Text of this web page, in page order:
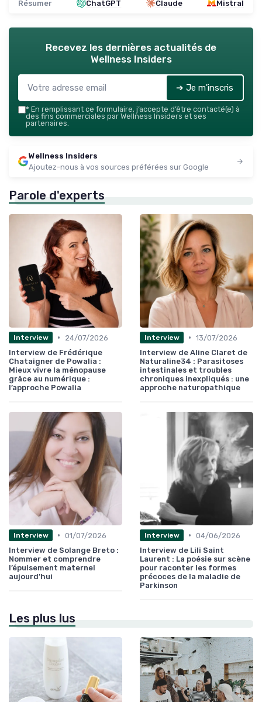
Résumer ChatGPT Claude Mistral
Recevez les dernières actualités de
Wellness Insiders
➔ Je m'inscris
* En remplissant ce formulaire, j’accepte d’être contacté(e) à
des fins commerciales par Wellness Insiders et ses
partenaires.
Wellness Insiders
Ajoutez-nous à vos sources préférées sur Google
Parole d'experts
Interview •
24/07/2026
Interview de Frédérique
Chataigner de Powalia :
Mieux vivre la ménopause
grâce au numérique :
l’approche Powalia
Interview • 13/07/2026
Interview de Aline Claret de
Naturaline34 : Parasitoses
intestinales et troubles
chroniques inexpliqués : une
approche naturopathique
Interview • 01/07/2026
Interview de Solange Breto :
Nommer et comprendre
l’épuisement maternel
aujourd’hui
Interview • 04/06/2026
Interview de Lili Saint
Laurent : La poésie sur scène
pour raconter les formes
précoces de la maladie de
Parkinson
Les plus lus